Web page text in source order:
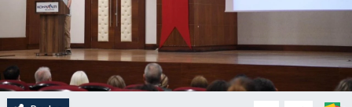
Sağlık & Yaşam
Siyaset